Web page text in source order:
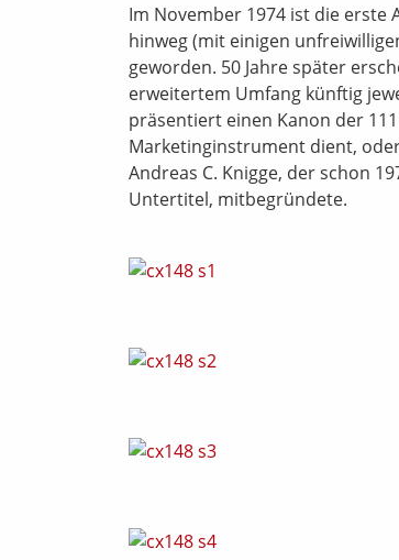
Im November 1974 ist die erste
hinweg (mit einigen
geworden. 50 Jahre später
erweitertem Umfang künftig
präsentiert einen Kanon der
Marketinginstrument dient,
Andreas C. Knigge, der schon
Untertitel, mitbegründete.